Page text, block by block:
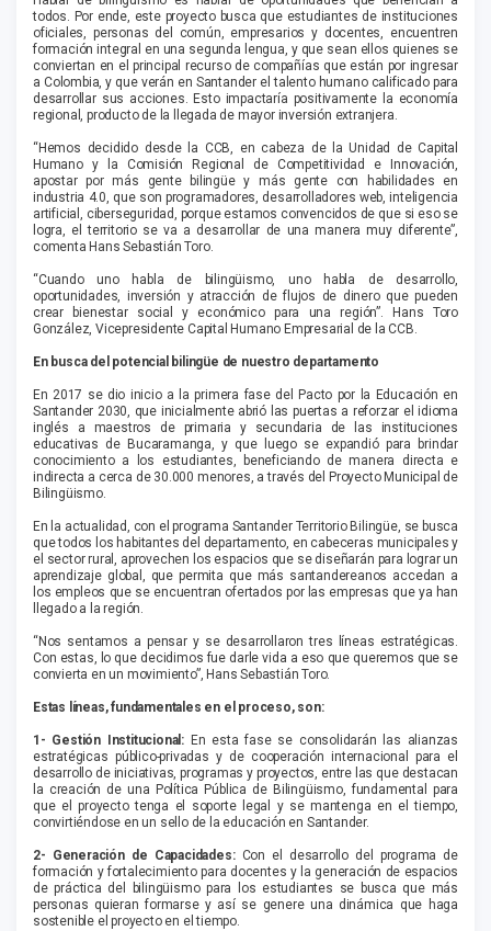
todos. Por ende, este proyecto busca que estudiantes de instituciones
oficiales, personas del común, empresarios y docentes, encuentren
formación integral en una segunda lengua, y que sean ellos quienes se
conviertan en el principal recurso de compañías que están por ingresar
a Colombia, y que verán en Santander el talento humano calificado para
desarrollar sus acciones. Esto impactaría positivamente la economía
regional, producto de la llegada de mayor inversión extranjera.
“Hemos decidido desde la CCB, en cabeza de la Unidad de Capital
Humano y la Comisión Regional de Competitividad e Innovación,
apostar por más gente bilingüe y más gente con habilidades en
industria 4.0, que son programadores, desarrolladores web, inteligencia
artificial, ciberseguridad, porque estamos convencidos de que si eso se
logra, el territorio se va a desarrollar de una manera muy diferente”,
comenta Hans Sebastián Toro.
“Cuando uno habla de bilingüismo, uno habla de desarrollo,
oportunidades, inversión y atracción de flujos de dinero que pueden
crear bienestar social y económico para una región”. Hans Toro
González, Vicepresidente Capital Humano Empresarial de la CCB.
En busca del potencial bilingüe de nuestro departamento
En 2017 se dio inicio a la primera fase del Pacto por la Educación en
Santander 2030, que inicialmente abrió las puertas a reforzar el idioma
inglés a maestros de primaria y secundaria de las instituciones
educativas de Bucaramanga, y que luego se expandió para brindar
conocimiento a los estudiantes, beneficiando de manera directa e
indirecta a cerca de 30.000 menores, a través del Proyecto Municipal de
Bilingüismo.
En la actualidad, con el programa Santander Territorio Bilingüe, se busca
que todos los habitantes del departamento, en cabeceras municipales y
el sector rural, aprovechen los espacios que se diseñarán para lograr un
aprendizaje global, que permita que más santandereanos accedan a
los empleos que se encuentran ofertados por las empresas que ya han
llegado a la región.
“Nos sentamos a pensar y se desarrollaron tres líneas estratégicas.
Con estas, lo que decidimos fue darle vida a eso que queremos que se
convierta en un movimiento”, Hans Sebastián Toro.
Estas líneas, fundamentales en el proceso, son:
1- Gestión Institucional: En esta fase se consolidarán las alianzas
estratégicas público-privadas y de cooperación internacional para el
desarrollo de iniciativas, programas y proyectos, entre las que destacan
la creación de una Política Pública de Bilingüismo, fundamental para
que el proyecto tenga el soporte legal y se mantenga en el tiempo,
convirtiéndose en un sello de la educación en Santander.
2- Generación de Capacidades: Con el desarrollo del programa de
formación y fortalecimiento para docentes y la generación de espacios
de práctica del bilingüismo para los estudiantes se busca que más
personas quieran formarse y así se genere una dinámica que haga
sostenible el proyecto en el tiempo.